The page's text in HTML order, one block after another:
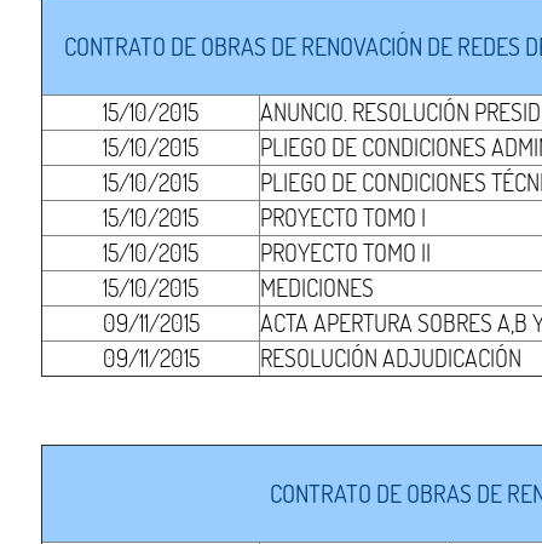
CONTRATO DE OBRAS DE RENOVACIÓN DE
15/10/2015
ANUNCIO. RESOLUCIÓN
15/10/2015
PLIEGO DE CONDICIONES
15/10/2015
PLIEGO DE CONDICIONES
15/10/2015
PROYECTO TOMO I
15/10/2015
PROYECTO TOMO II
15/10/2015
MEDICIONES
09/11/2015
ACTA APERTURA SOBRES A,B
09/11/2015
RESOLUCIÓN ADJUDICACIÓN
CONTRATO DE OBRAS DE